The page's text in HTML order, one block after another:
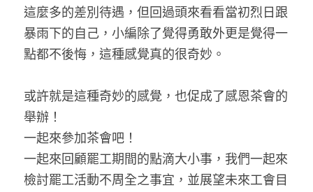
這麼多的差別待遇，但回過頭來看看當初烈日跟
暴雨下的自己，小編除了覺得勇敢外更是覺得一
點都不後悔，這種感覺真的很奇妙。
或許就是這種奇妙的感覺，也促成了感恩茶會的
舉辦！
一起來參加茶會吧！
一起來回顧罷工期間的點滴大小事，我們一起來
檢討罷工活動不周全之事宜，並展望未來工會目